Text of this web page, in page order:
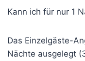
Kann ich für nur 1
Das Einzelgäste-
Nächte ausgelegt